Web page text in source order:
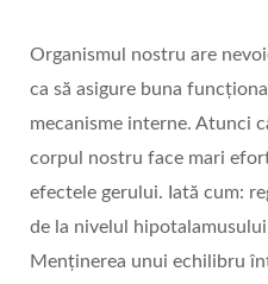
Organismul nostru are
ca să asigure buna
mecanisme interne. Atunci
corpul nostru face mari
efectele gerului. Iată cum:
de la nivelul
Menținerea unui echilibru